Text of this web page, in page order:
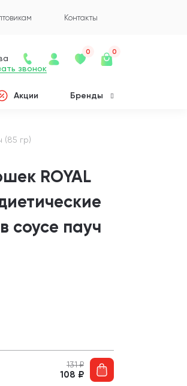
Контакты
звонок
0 0
Акции Бренды
(85 гр)
ROYAL
соусе пауч
131₽
108 ₽